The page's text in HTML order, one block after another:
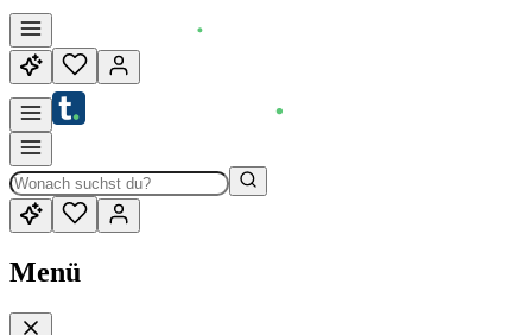
Menü